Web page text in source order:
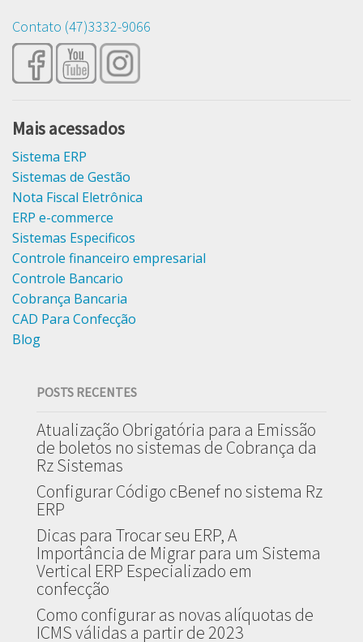
Contato (47)3332-9066
Mais acessados
Sistema ERP
Sistemas de Gestão
Nota Fiscal Eletrônica
ERP e-commerce
Sistemas Especificos
Controle financeiro empresarial
Controle Bancario
Cobrança Bancaria
CAD Para Confecção
Blog
POSTS RECENTES
Atualização Obrigatória para a Emissão
de boletos no sistemas de Cobrança da
Rz Sistemas
Configurar Código cBenef no sistema Rz
ERP
Dicas para Trocar seu ERP, A
Importância de Migrar para um Sistema
Vertical ERP Especializado em
confecção
Como configurar as novas alíquotas de
ICMS válidas a partir de 2023